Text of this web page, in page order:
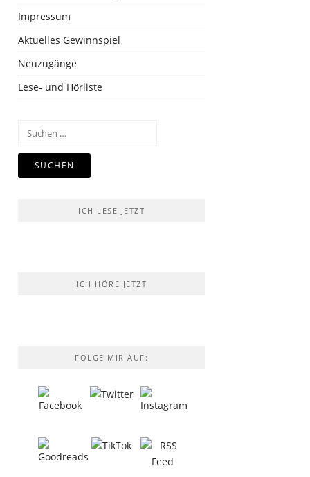
Impressum
Aktuelles Gewinnspiel
Neuzugänge
Lese- und Hörliste
Suchen
ICH LESE JETZT
ICH HÖRE JETZT
FOLGE MIR AUF: